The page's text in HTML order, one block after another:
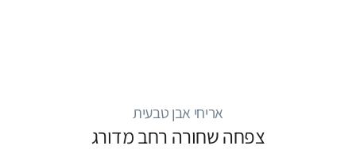
אריחי אבן טבעית
צפחה שחורה רחב מדורג